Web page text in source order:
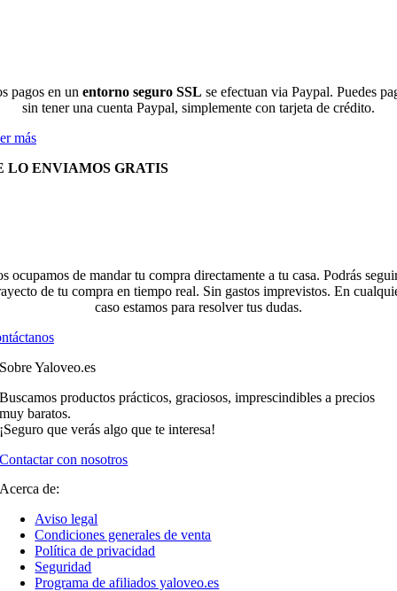
pagos en un entorno seguro SSL se efectuan via Paypal. Puedes
sin tener una cuenta Paypal, simplemente con tarjeta de crédito.
más
LO ENVIAMOS GRATIS
ocupamos de mandar tu compra directamente a tu casa. Podrás
de tu compra en tiempo real. Sin gastos imprevistos. En
caso estamos para resolver tus dudas.
Sobre Yaloveo.es
Buscamos productos prácticos, graciosos, imprescindibles a precios
muy baratos.
¡Seguro que verás algo que te interesa!
Contactar con nosotros
Acerca de:
Aviso legal
Condiciones generales de venta
Política de privacidad
Seguridad
Programa de afiliados yaloveo.es